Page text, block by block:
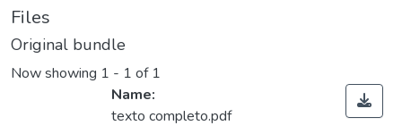
Files
Original bundle
Now showing 1 - 1 of 1
Name:
texto completo.pdf